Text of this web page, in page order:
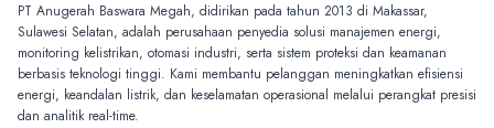
PT Anugerah Baswara Megah, didirikan pada tahun 2013 di Makassar,
Sulawesi Selatan, adalah perusahaan penyedia solusi manajemen energi,
monitoring kelistrikan, otomasi industri, serta sistem proteksi dan keamanan
berbasis teknologi tinggi. Kami membantu pelanggan meningkatkan efisiensi
energi, keandalan listrik, dan keselamatan operasional melalui perangkat presisi
dan analitik real-time.